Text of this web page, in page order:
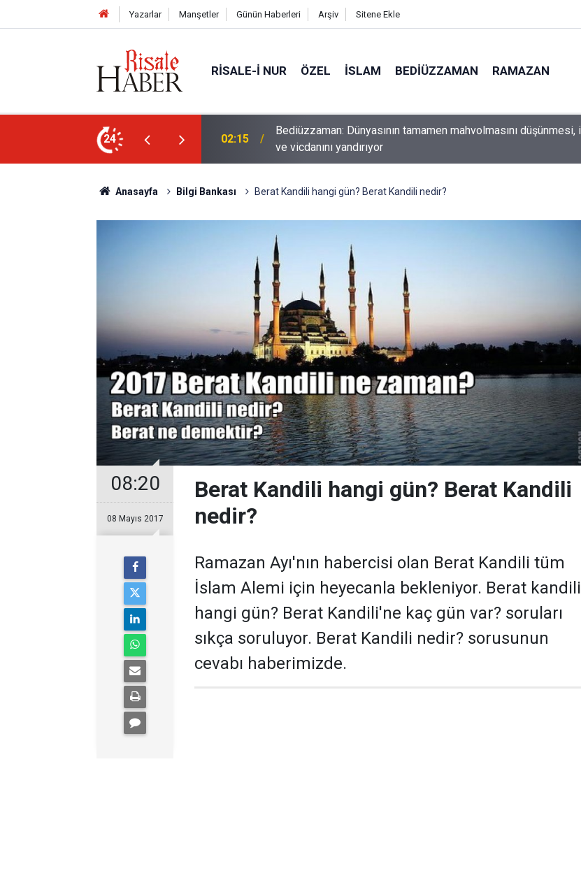
Yazarlar Manşetler Günün Haberleri Arşiv Sitene Ekle
RISALE-I NUR ÖZEL İSLAM BEDIÜZZAMAN RAMAZAN
24
mahvolmasını düşünmesi, insanın ruhunu
01:45 Paçalarını yerde sürünmeyecek şekilde yukarıda tut
Anasayfa Bilgi Bankası Berat Kandili hangi gün? Berat Kandili nedir?
08:20
08 Mayıs 2017
Berat Kandili hangi gün? Berat Kandili
nedir?
Ramazan Ayı'nın habercisi olan Berat Kandili tüm
İslam Alemi için heyecanla bekleniyor. Berat kandili
hangi gün? Berat Kandili'ne kaç gün var? soruları
sıkça soruluyor. Berat Kandili nedir? sorusunun
cevabı haberimizde.